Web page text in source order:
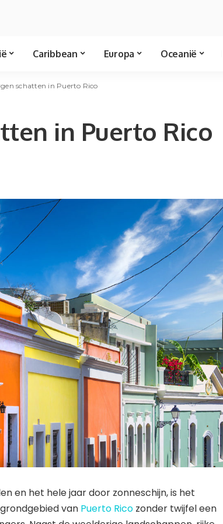
Caribbean Europa Oceanië
schatten in Puerto Rico
in Puerto Rico
en het hele jaar door zonneschijn, is het
van Puerto Rico zonder twijfel een